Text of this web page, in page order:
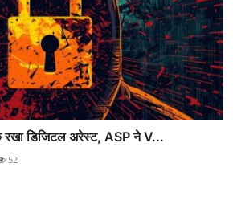
रखा डिजिटल अरेस्ट, ASP ने V...
52